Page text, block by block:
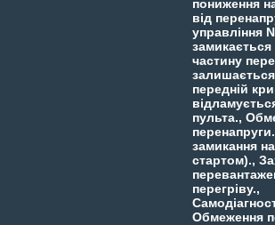
пониження
від
управління
частину
передній
пульта.,
замикання
стартом).,
перегріву.,
Обмеження